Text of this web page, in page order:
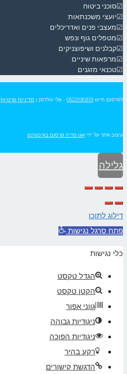
☑סוכני ביטוח
☑יועצי משכנתאות
☑מעצבי פנים ואדריכלים
☑מטפלים גוף ונפש
☑קבלנים ושיפוצניקים
☑מרפאות שיניים
☑טכנאי מזגנים
לפרסום חייגו 0523190319 - אלי גולדמן | מדיניות פרטיות
עיצוב אתר על ידי אגו מדיה פרסום באינטרנט
גלילה
לראש
העמוד
דילוג לתוכן
פתח סרגל נגישות
כלי נגישות
הגדל טקסט
הקטן טקסט
גווני אפור
ניגודיות גבוהה
ניגודיות הפוכה
רקע בהיר
הדגשת קישורים